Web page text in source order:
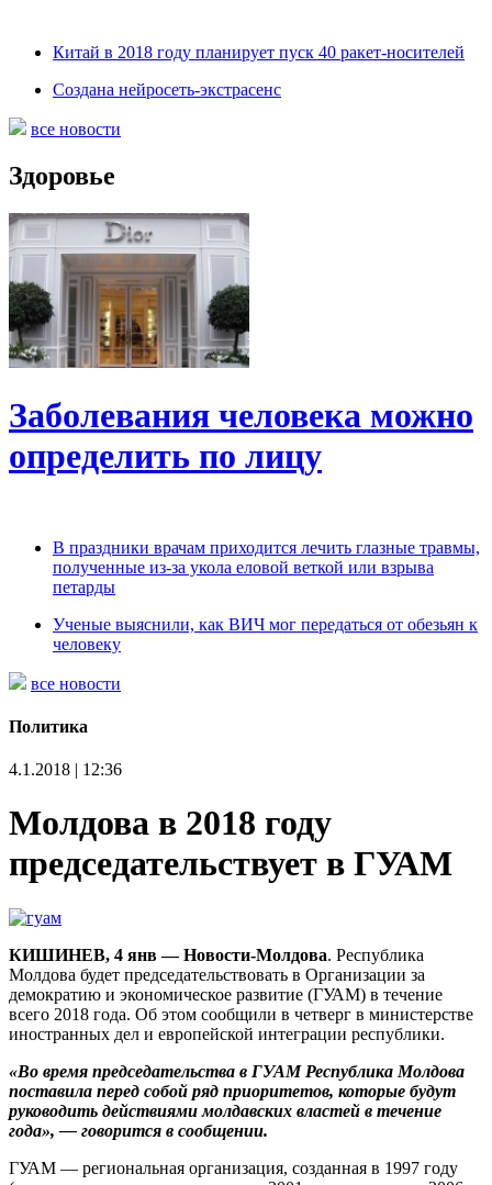
Китай в 2018 году планирует пуск 40 ракет-носителей
Создана нейросеть-экстрасенс
все новости
Здоровье
Заболевания человека можно
определить по лицу
В праздники врачам приходится лечить глазные травмы,
полученные из-за укола еловой веткой или взрыва
петарды
Ученые выяснили, как ВИЧ мог передаться от обезьян к
человеку
все новости
Политика
4.1.2018 | 12:36
Молдова в 2018 году
председательствует в ГУАМ
КИШИНЕВ, 4 янв — Новости-Молдова. Республика
Молдова будет председательствовать в Организации за
демократию и экономическое развитие (ГУАМ) в течение
всего 2018 года. Об этом сообщили в четверг в министерстве
иностранных дел и европейской интеграции республики.
«Во время председательства в ГУАМ Республика Молдова
поставила перед собой ряд приоритетов, которые будут
руководить действиями молдавских властей в течение
года», — говорится в сообщении.
ГУАМ — региональная организация, созданная в 1997 году